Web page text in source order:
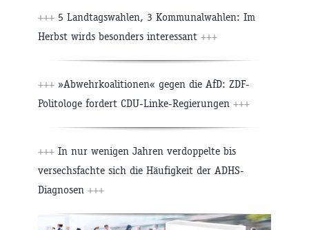
+++ 5 Landtagswahlen, 3 Kommunalwahlen: Im
Herbst wirds besonders interessant +++
+++ »Abwehrkoalitionen« gegen die AfD: ZDF-
Politologe fordert CDU-Linke-Regierungen +++
+++ In nur wenigen Jahren verdoppelte bis
versechsfachte sich die Häufigkeit der ADHS-
Diagnosen +++